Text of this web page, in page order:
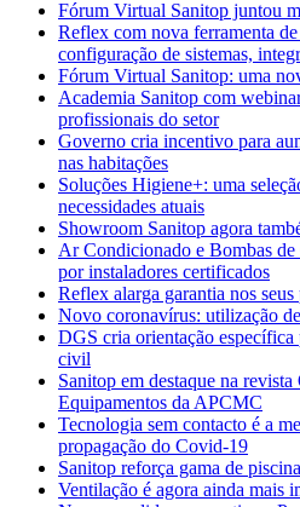
Fórum Virtual Sanitop juntou
Reflex com nova ferramenta
configuração de sistemas,
Fórum Virtual Sanitop: uma
Academia Sanitop com
profissionais do setor
Governo cria incentivo para
nas habitações
Soluções Higiene+: uma
necessidades atuais
Showroom Sanitop agora
Ar Condicionado e Bombas de
por instaladores certificados
Reflex alarga garantia nos
Novo coronavírus: utilização
DGS cria orientação específica
civil
Sanitop em destaque na
Equipamentos da APCMC
Tecnologia sem contacto é a
propagação do Covid-19
Sanitop reforça gama de
Ventilação é agora ainda mais